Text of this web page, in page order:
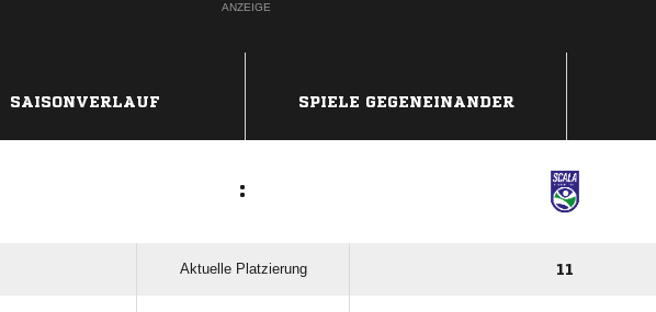
ANZEIGE
SAISONVERLAUF SPIELE GEGENEINANDER
:
Aktuelle Platzierung 11